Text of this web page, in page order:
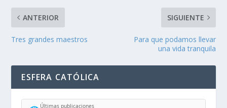
ANTERIOR
Tres grandes maestros
SIGUIENTE
Para que podamos llevar
una vida tranquila
ESFERA CATÓLICA
Últimas publicaciones